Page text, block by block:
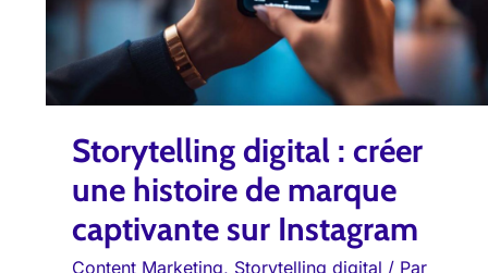
Storytelling digital : créer
une histoire de marque
captivante sur Instagram
Content Marketing, Storytelling digital / Par
de
marque
captivante
Instagram